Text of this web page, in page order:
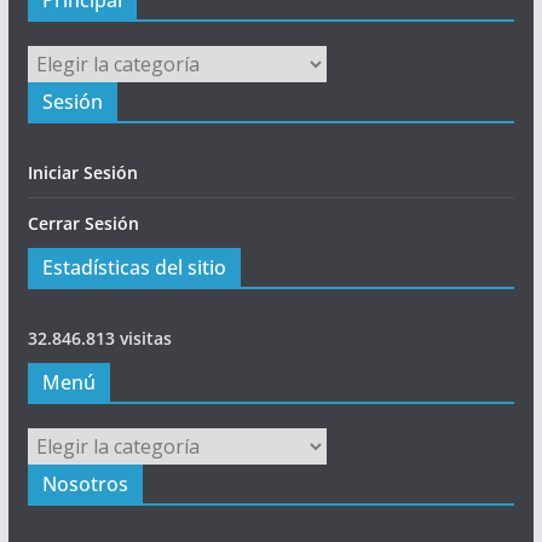
Principal
Sesión
Iniciar Sesión
Cerrar Sesión
Estadísticas del sitio
32.846.813 visitas
Menú
Menú
Nosotros